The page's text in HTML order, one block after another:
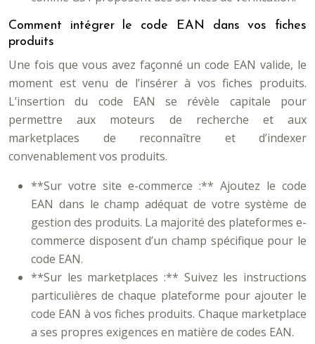
Comment intégrer le code EAN dans vos fiches
produits
Une fois que vous avez façonné un code EAN valide, le
moment est venu de l’insérer à vos fiches produits.
L’insertion du code EAN se révèle capitale pour
permettre aux moteurs de recherche et aux
marketplaces de reconnaître et d’indexer
convenablement vos produits.
**Sur votre site e-commerce :** Ajoutez le code
EAN dans le champ adéquat de votre système de
gestion des produits. La majorité des plateformes e-
commerce disposent d’un champ spécifique pour le
code EAN.
**Sur les marketplaces :** Suivez les instructions
particulières de chaque plateforme pour ajouter le
code EAN à vos fiches produits. Chaque marketplace
a ses propres exigences en matière de codes EAN.